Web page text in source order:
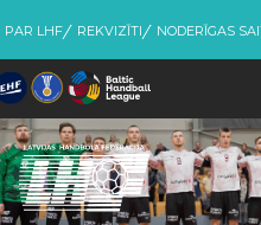
PAR LHF REKVIZĪTI NODERĪGAS